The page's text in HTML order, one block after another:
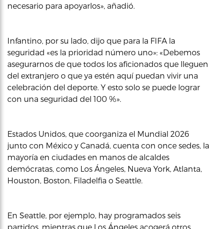
necesario para apoyarlos», añadió.
Infantino, por su lado, dijo que para la FIFA la
seguridad «es la prioridad número uno»: «Debemos
asegurarnos de que todos los aficionados que lleguen
del extranjero o que ya estén aquí puedan vivir una
celebración del deporte. Y esto solo se puede lograr
con una seguridad del 100 %».
Estados Unidos, que coorganiza el Mundial 2026
junto con México y Canadá, cuenta con once sedes, la
mayoría en ciudades en manos de alcaldes
demócratas, como Los Ángeles, Nueva York, Atlanta,
Houston, Boston, Filadelfia o Seattle.
En Seattle, por ejemplo, hay programados seis
partidos, mientras que Los Ángeles acogerá otros